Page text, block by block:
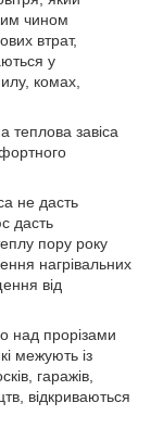
чином
втрат,
у
комах,
теплова завіса
не дасть
дасть
пору року
нагрівальних
від
над прорізами
межують із
гаражів,
відкриваються